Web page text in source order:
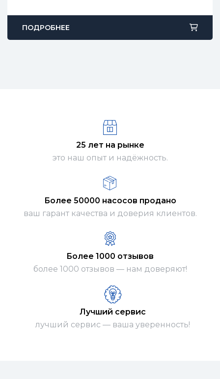
ПОДРОБНЕЕ
25 лет на рынке
это наш опыт и надёжность.
Более 50000 насосов продано
ваш гарант качества и доверия клиентов.
Более 1000 отзывов
более 1000 отзывов — нам доверяют!
Лучший сервис
лучший сервис — ваша уверенность!